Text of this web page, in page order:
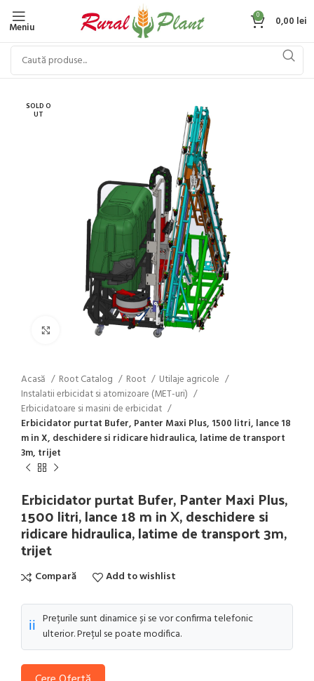
Meniu
0 0,00 lei
SOLD O
UT
Click to enlarge
Acasă Root Catalog Root
Utilaje agricole
Instalatii erbicidat si atomizoare (MET-uri)
Erbicidatoare si masini de erbicidat
Erbicidator purtat Bufer, Panter Maxi Plus, 1500 litri, lance 18
m in X, deschidere si ridicare hidraulica, latime de transport
3m, trijet
Erbicidator purtat Bufer, Panter Maxi Plus,
1500 litri, lance 18 m in X, deschidere si
ridicare hidraulica, latime de transport 3m,
trijet
Compară Add to wishlist
ℹ️ Prețurile sunt dinamice și se vor confirma telefonic
ulterior. Prețul se poate modifica.